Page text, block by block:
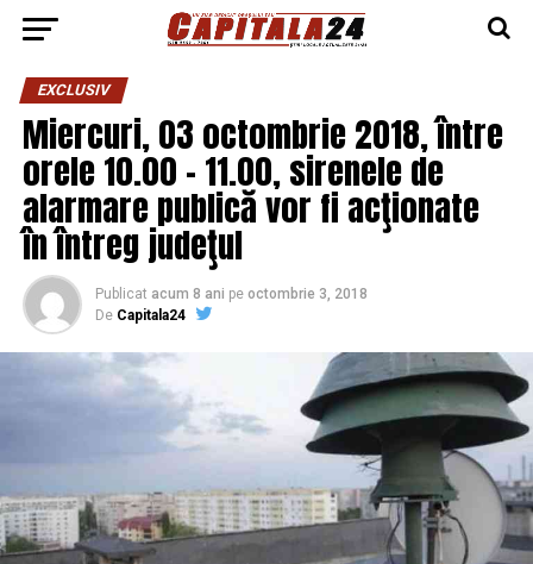
EXCLUSIV
Miercuri, 03 octombrie 2018, între
orele 10.00 – 11.00, sirenele de
alarmare publică vor fi acţionate
în întreg judeţul
Publicat acum 8 ani pe octombrie 3, 2018
De Capitala24